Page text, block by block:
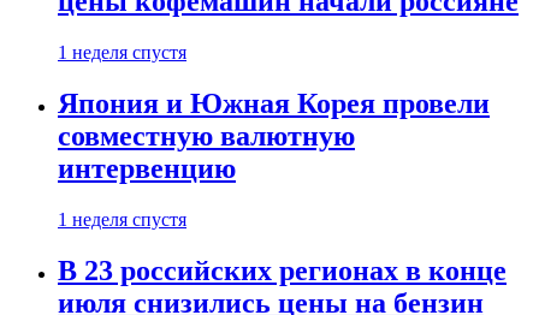
1 неделя спустя
Япония и Южная Корея провели
совместную валютную
интервенцию
1 неделя спустя
В 23 российских регионах в конце
июля снизились цены на бензин